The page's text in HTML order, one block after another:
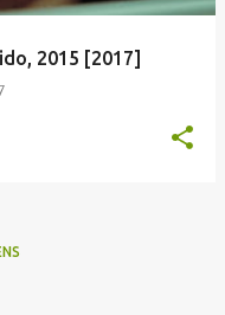
2015 [2017]